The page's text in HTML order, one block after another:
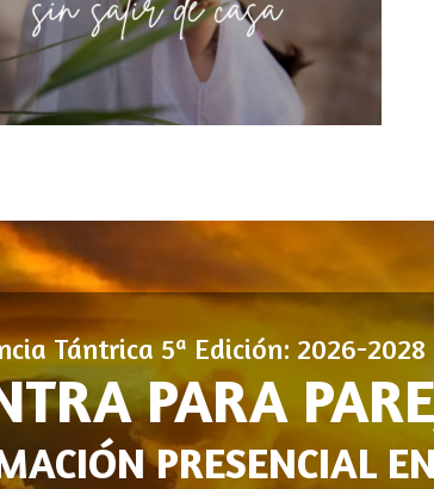
Tántrica 5ª Edición: 2026-2028
PARA
PRESENCIAL